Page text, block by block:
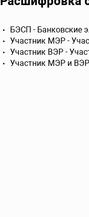
БЭСП - Банковские
Участник МЭР -
Участник ВЭР -
Участник МЭР и ВЭР